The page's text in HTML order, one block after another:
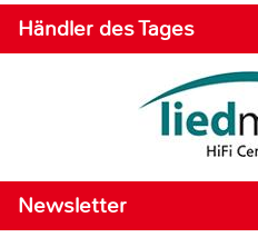
Händler des Tages
Newsletter